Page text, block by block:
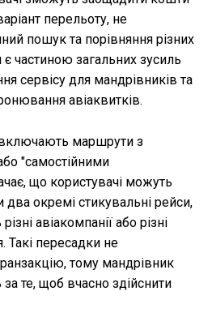
перельоту, не
пошук та порівняння різних
частиною загальних зусиль
сервісу для мандрівників та
авіаквитків.
включають маршрути з
"самостійними
що користувачі можуть
окремі стикувальні рейси,
авіакомпанії або різні
Такі пересадки не
тому мандрівник
за те, щоб вчасно здійснити